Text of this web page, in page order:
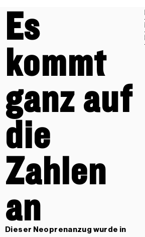
Es
kommt
ganz auf
die
Zahlen
an
Dieser Neoprenanzug wurde in